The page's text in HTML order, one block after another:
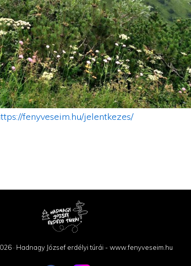
fenyveseim.hu/jelentkezes/
· Hadnagy József erdélyi túrái - www.fenyveseim.hu